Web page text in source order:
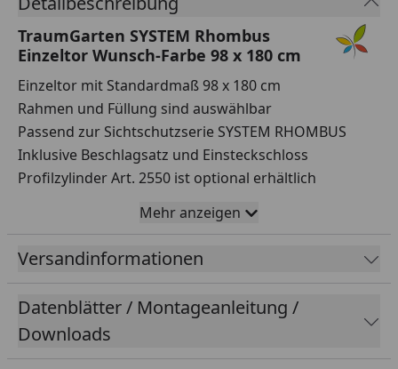
TraumGarten SYSTEM Rhombus
Einzeltor Wunsch-Farbe 98 x 180 cm
Einzeltor mit Standardmaß 98 x 180 cm
Rahmen und Füllung sind auswählbar
Passend zur Sichtschutzserie SYSTEM RHOMBUS
Inklusive Beschlagsatz und Einsteckschloss
Profilzylinder Art. 2550 ist optional erhältlich
Bitte achten Sie auf dieses typische Merkmal: die
Rhombusform der Profile führt den Blick und das
Licht in unterschiedliche Richtungen. Das heißt, von
Durchblick nach unten gewährt. Von der anderen
Seite ist die Sicht nach oben möglich.
Entscheiden Sie für die Torbestellung, wie die zwei
Mehr anzeigen
Versandinformationen
Datenblätter / Montageanleitung /
Downloads